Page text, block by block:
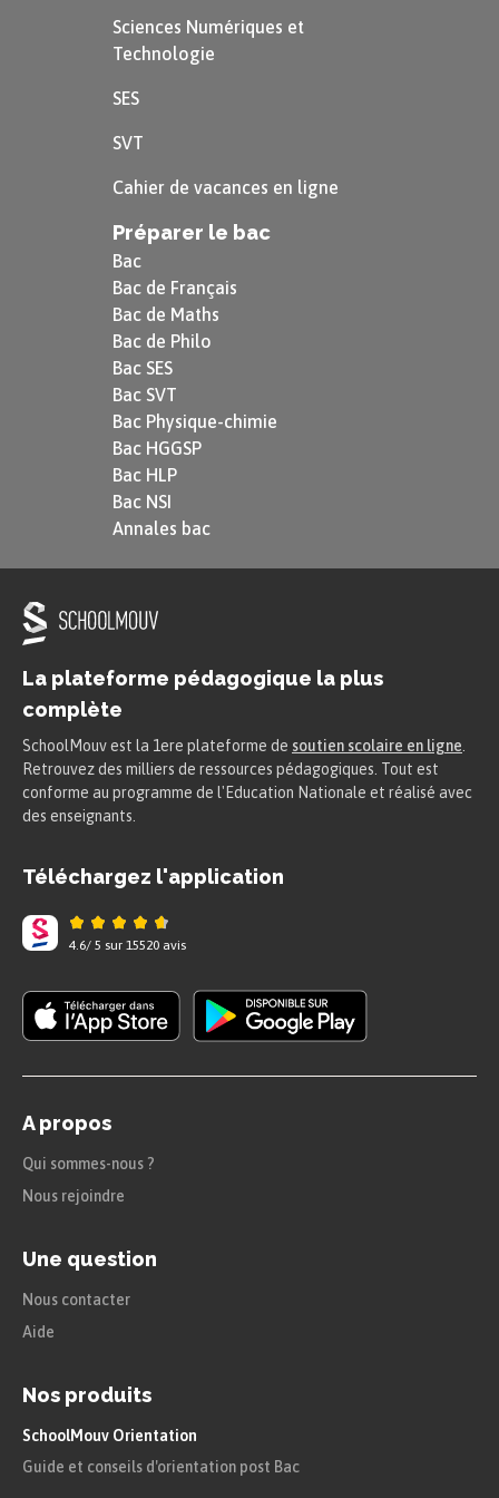
Sciences Numériques et
Technologie
SES
SVT
Cahier de vacances en ligne
Préparer le bac
Bac
Bac de Français
Bac de Maths
Bac de Philo
Bac SES
Bac SVT
Bac Physique-chimie
Bac HGGSP
Bac HLP
Bac NSI
Annales bac
La plateforme pédagogique la plus
complète
SchoolMouv est la 1ere plateforme de soutien scolaire en ligne
Retrouvez des milliers de ressources pédagogiques. Tout est
conforme au programme de l'Education Nationale et réalisé avec
des enseignants.
Téléchargez l'application
4.6/ 5 sur 15520 avis
A propos
Qui sommes-nous ?
Nous rejoindre
Une question
Nous contacter
Aide
Nos produits
SchoolMouv Orientation
Guide et conseils d'orientation post Bac